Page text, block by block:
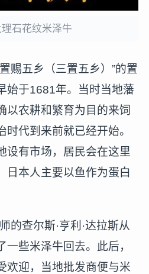
石花纹米泽牛
赐五乡（三置五乡）”的置
始于1681年。当时当地藩
以农耕和繁育为目的来饲
代到来前就已经开始。
设有市场，居民会在这里
日本人主要以鱼作为蛋白
的查尔斯·亨利·达拉斯从
些米泽牛回去。此后，
欢迎，当地批发商便与米